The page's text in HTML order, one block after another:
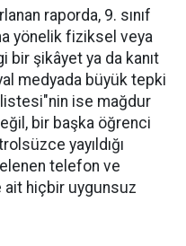
raporda, 9. sınıf
yönelik fiziksel veya
bir şikâyet ya da kanıt
medyada büyük tepki
ise mağdur
bir başka öğrenci
yayıldığı
telefon ve
ait hiçbir uygunsuz